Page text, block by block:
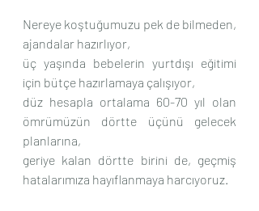
Nereye koştuğumuzu pek de bilmeden,
ajandalar hazırlıyor,
üç yaşında bebelerin yurtdışı eğitimi
için bütçe hazırlamaya çalışıyor,
düz hesapla ortalama 60-70 yıl olan
ömrümüzün dörtte üçünü gelecek
planlarına,
geriye kalan dörtte birini de, geçmiş
hatalarımıza hayıflanmaya harcıyoruz.